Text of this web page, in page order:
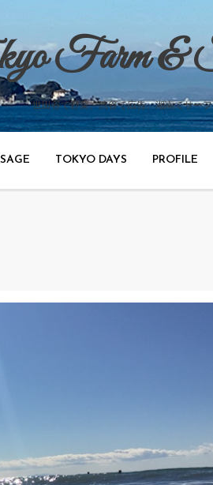
Farm &
世田谷で野菜、渋谷で広告、湘南でサー
TOKYO DAYS PROFILE